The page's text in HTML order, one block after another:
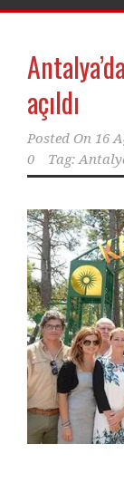
açıldı
Posted On 16
0
Tag: